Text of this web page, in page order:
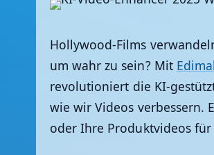
Hollywood-Films
um wahr zu sein? Mit
revolutioniert die KI-
wie wir Videos verbessern.
oder Ihre Produktvideos